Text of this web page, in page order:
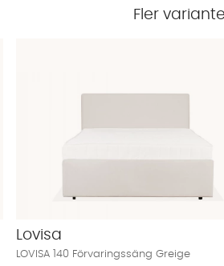
Fler
i önskelista: LOVISA 120 Förvaringssäng
Lovisa
LOVISA 140 Förvaringssäng Greige